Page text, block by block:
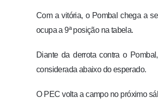
Com a vitória, o Pombal chega a
ocupa a 9ª posição na tabela.
Diante da derrota contra o
considerada abaixo do esperado.
O PEC volta a campo no próximo